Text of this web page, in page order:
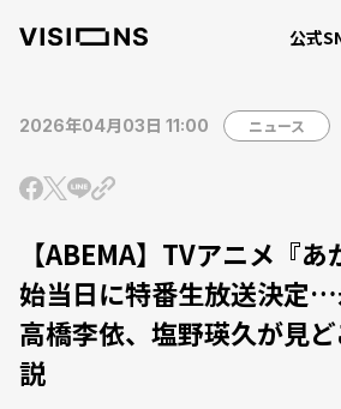
公式
2026年04月03日 11:00 ニュース
【ABEMA】TVアニメ『
始当日に特番生放送決定…
高橋李依、塩野瑛久が見
説